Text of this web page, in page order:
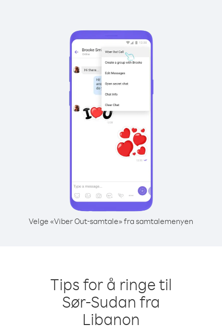
Velge «Viber Out-samtale» fra samtalemenyen
Tips for å ringe til
Sør-Sudan fra
Libanon